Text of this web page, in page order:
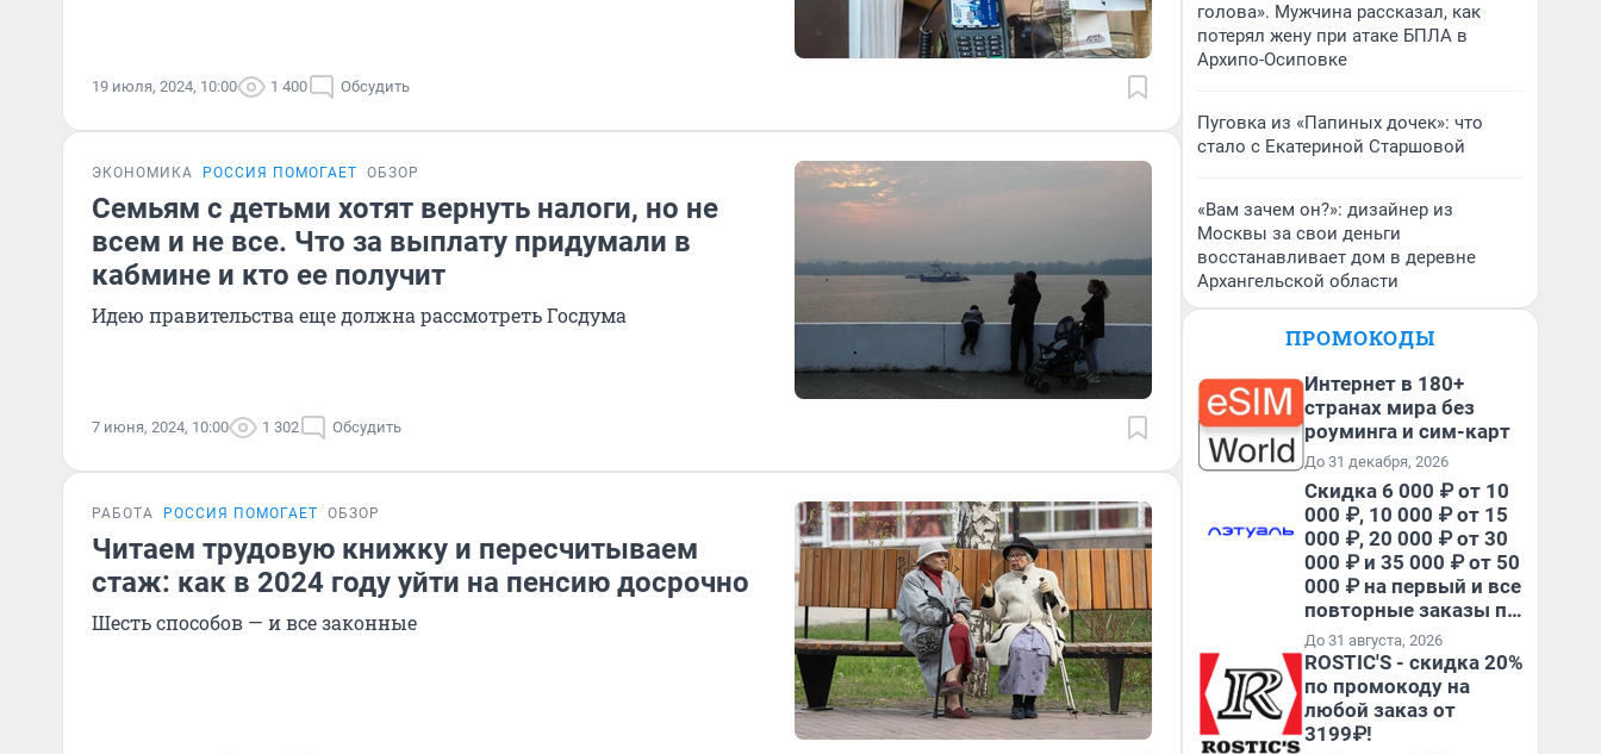
19 июля, 2024, 10:00 1 400 Обсудить
ЭКОНОМИКА РОССИЯ ПОМОГАЕТ ОБЗОР
Семьям с детьми хотят вернуть налоги, но не
всем и не все. Что за выплату придумали в
кабмине и кто ее получит
Идею правительства еще должна рассмотреть Госдума
7 июня, 2024, 10:00 1 302 Обсудить
РАБОТА РОССИЯ ПОМОГАЕТ ОБЗОР
Читаем трудовую книжку и пересчитываем
стаж: как в 2024 году уйти на пенсию досрочно
Шесть способов — и все законные
голова». Мужчина рассказал, как
потерял жену при атаке БПЛА в
Архипо-Осиповке
Пуговка из «Папиных дочек»: что
стало с Екатериной Старшовой
«Вам зачем он?»: дизайнер из
Москвы за свои деньги
восстанавливает дом в деревне
Архангельской области
ПРОМОКОДЫ
Интернет в 180+
странах мира без
роуминга и сим-карт
До 31 декабря, 2026
Скидка 6 000 ₽ от 10
000 ₽, 10 000 ₽ от 15
000 ₽, 20 000 ₽ от 30
000 ₽ и 35 000 ₽ от 50
000 ₽ на первый и все
повторные заказы по
промокоду НАБЕРИ
До 31 августа, 2026
ROSTIC'S - скидка 20%
по промокоду на
любой заказ от
3199₽!